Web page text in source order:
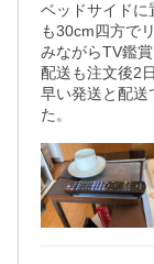
ベッドサイドに
も30cm四方で
みながらTV鑑賞
配送も注文後2
早い発送と配送
た。